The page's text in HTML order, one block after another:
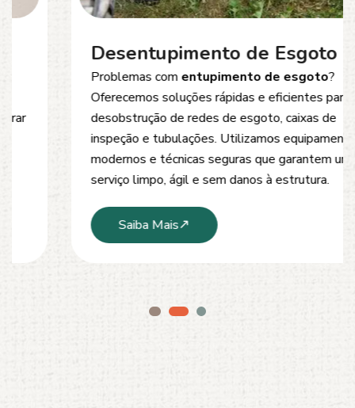
Desentupimento de Esgoto
Problemas comentupimento de esgoto?
Oferecemos soluções rápidas e eficientes para
desobstrução de redes de esgoto, caixas de
inspeção e tubulações. Utilizamos equipamentos
modernos e técnicas seguras que garantem um
serviço limpo, ágil e sem danos à estrutura.
Saiba Mais